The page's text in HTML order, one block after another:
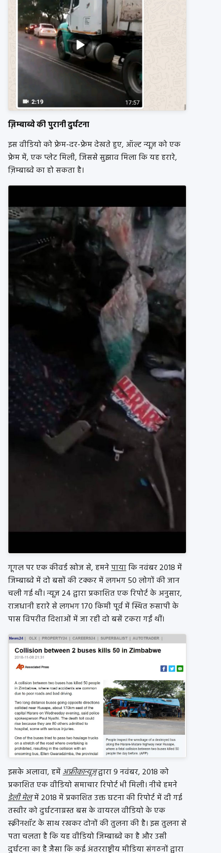
ज़िम्बाब्वे की पुरानी दुर्घटना
इस वीडियो को फ्रेम-दर-फ्रेम देखते हुए, ऑल्ट न्यूज़ को एक
फ्रेम में, एक प्लेट मिली, जिससे सुझाव मिला कि यह हरारे,
ज़िम्बाब्वे का हो सकता है।
गूगल पर एक कीवर्ड खोज से, हमनेपायाकि नवंबर 2018 में
जिम्बाब्वे में दो बसों की टक्कर में लगभग 50 लोगों की जान
चली गई थी। न्यूज़ 24 द्वारा प्रकाशित एक रिपोर्ट के अनुसार,
राजधानी हरारे से लगभग 170 किमी पूर्व में स्थित रुसापी के
पास विपरीत दिशाओं में जा रही दो बसें टकरा गईं थीं।
इसके अलावा, हमेंअफ्रीकान्यूज़द्वारा 9 नवंबर, 2018 को
प्रकाशित एक वीडियो समाचार रिपोर्ट भी मिली। नीचे हमने
डेली मेलमें 2018 में प्रकाशित उक्त घटना की रिपोर्ट में दी गई
तस्वीर को दुर्घटनाग्रस्त बस के वायरल वीडियो के एक
स्क्रीनशॉट के साथ रखकर दोनों की तुलना की है। इस तुलना से
पता चलता है कि यह वीडियो जिम्बाब्वे का है और उसी
दुर्घटना का है जैसा कि कई अंतरराष्ट्रीय मीडिया संगठनों द्वारा